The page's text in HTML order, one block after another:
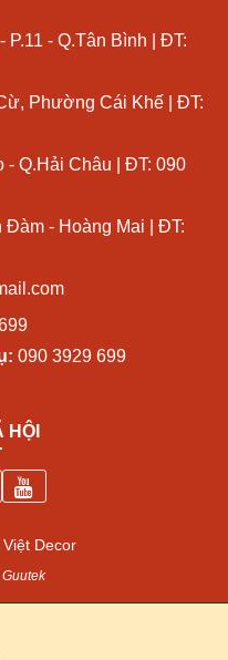
- Q.Tân Bình | ĐT:
Phường Cái Khế | ĐT:
- Q.Hải Châu | ĐT: 090
Đàm - Hoàng Mai | ĐT:
090 3929 699
HỘI
Decor